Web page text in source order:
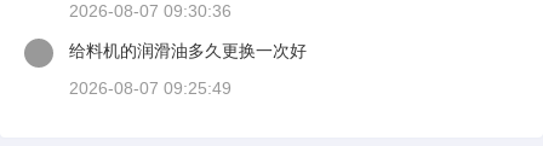
2026-08-07 09:30:36
给料机的润滑油多久更换一次好
2026-08-07 09:25:49